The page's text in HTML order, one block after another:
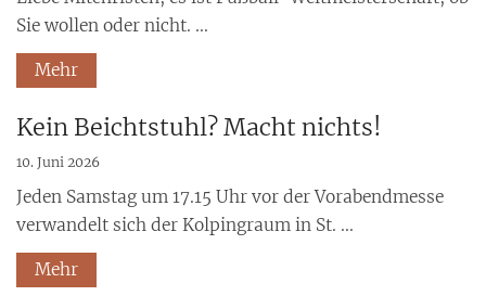
Sie wollen oder nicht. ...
Mehr
Kein Beichtstuhl? Macht nichts!
10. Juni 2026
Jeden Samstag um 17.15 Uhr vor der Vorabendmesse
verwandelt sich der Kolpingraum in St. ...
Mehr